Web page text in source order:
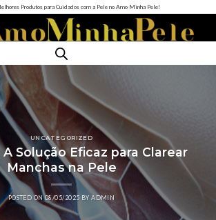
Produtos para Cuidados com a Pele no Amo Minha Pele!
UNCATEGORIZED
Solução Eficaz para Clarear
Manchas na Pele
POSTED ON08/05/2025 BYADMIN